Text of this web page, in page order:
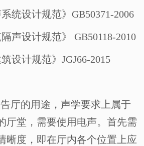
统设计规范》 GB50371-2006
声设计规范》 GB50118-2010
设计规范》 JGJ66-2015
厅的用途，声学要求上属于
厅堂，需要使用电声。首先需
晰度，即在厅内各个位置上应